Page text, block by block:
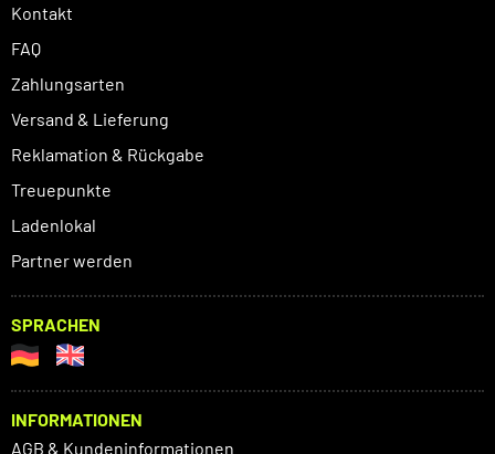
Kontakt
FAQ
Zahlungsarten
Versand & Lieferung
Reklamation & Rückgabe
Treuepunkte
Ladenlokal
Partner werden
SPRACHEN
INFORMATIONEN
AGB & Kundeninformationen